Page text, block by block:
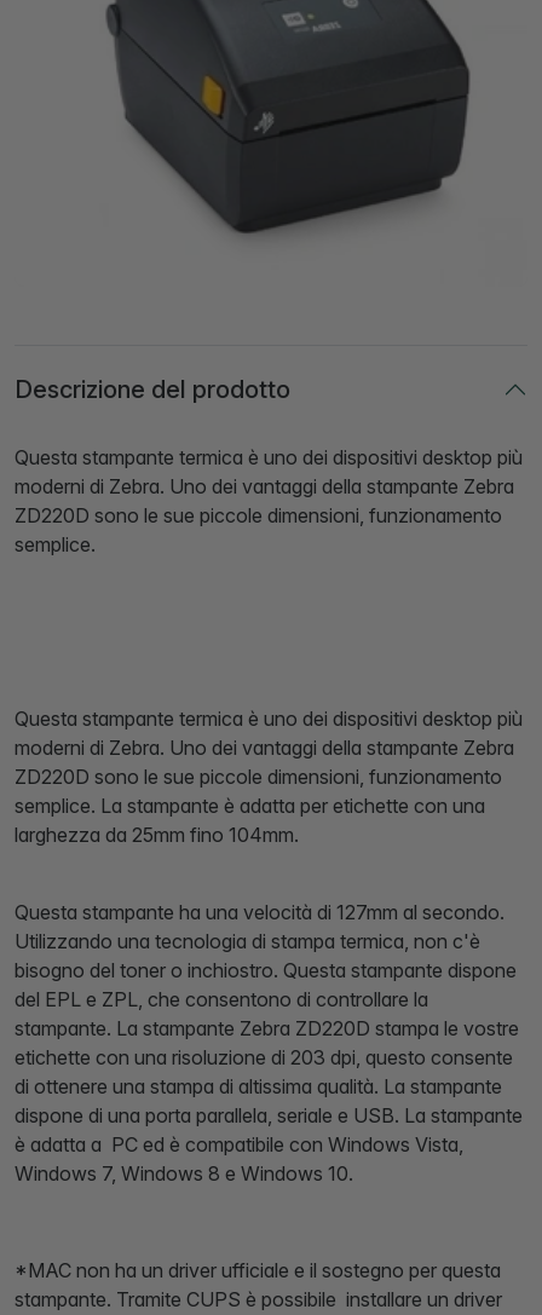
Descrizione del prodotto
Questa stampante termica è uno dei dispositivi desktop più
moderni di Zebra. Uno dei vantaggi della stampante Zebra
ZD220D sono le sue piccole dimensioni, funzionamento
semplice.
Questa stampante termica è uno dei dispositivi desktop più
moderni di Zebra. Uno dei vantaggi della stampante Zebra
ZD220D sono le sue piccole dimensioni, funzionamento
semplice. La stampante è adatta per etichette con una
larghezza da 25mm fino 104mm.
Questa stampante ha una velocità di 127mm al secondo.
Utilizzando una tecnologia di stampa termica, non c'è
bisogno del toner o inchiostro. Questa stampante dispone
del EPL e ZPL, che consentono di controllare la
stampante. La stampante Zebra ZD220D stampa le vostre
etichette con una risoluzione di 203 dpi, questo consente
di ottenere una stampa di altissima qualità. La stampante
dispone di una porta parallela, seriale e USB. La stampante
è adatta a PC ed è compatibile con Windows Vista,
Windows 7, Windows 8 e Windows 10.
*MAC non ha un driver ufficiale e il sostegno per questa
stampante. Tramite CUPS è possibile installare un driver